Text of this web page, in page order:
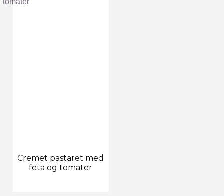
Cremet pastaret med
feta og tomater